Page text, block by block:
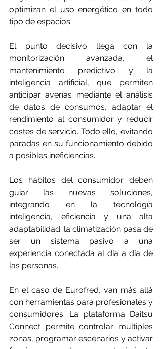
optimizan el uso energético en todo
tipo de espacios.
El punto decisivo llega con la
monitorización avanzada, el
mantenimiento predictivo y la
inteligencia artificial, que permiten
anticipar averías mediante el análisis
de datos de consumos, adaptar el
rendimiento al consumidor y reducir
costes de servicio. Todo ello, evitando
paradas en su funcionamiento debido
a posibles ineficiencias.
Los hábitos del consumidor deben
guiar las nuevas soluciones,
integrando en la tecnología
inteligencia, eficiencia y una alta
adaptabilidad. la climatización pasa de
ser un sistema pasivo a una
experiencia conectada al día a día de
las personas.
En el caso de Eurofred, van más allá
con herramientas para profesionales y
consumidores. La plataforma Daitsu
Connect permite controlar múltiples
zonas, programar escenarios y activar